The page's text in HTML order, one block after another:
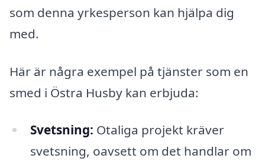
som denna yrkesperson kan hjälpa dig
med.
Här är några exempel på tjänster som en
smed i Östra Husby kan erbjuda:
Svetsning: Otaliga projekt kräver
svetsning, oavsett om det handlar om